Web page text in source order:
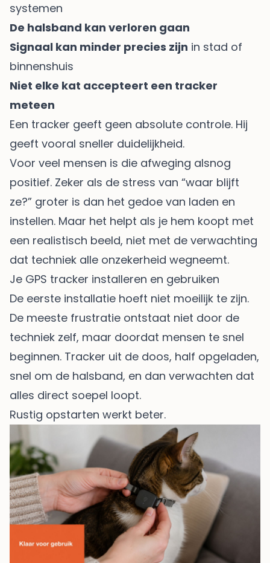
systemen
De halsband kan verloren gaan
Signaal kan minder precies zijn in stad of
binnenshuis
Niet elke kat accepteert een tracker
meteen
Een tracker geeft geen absolute controle. Hij
geeft vooral sneller duidelijkheid.
Voor veel mensen is die afweging alsnog
positief. Zeker als de stress van “waar blijft
ze?” groter is dan het gedoe van laden en
instellen. Maar het helpt als je hem koopt met
een realistisch beeld, niet met de verwachting
dat techniek alle onzekerheid wegneemt.
Je GPS tracker installeren en gebruiken
De eerste installatie hoeft niet moeilijk te zijn.
De meeste frustratie ontstaat niet door de
techniek zelf, maar doordat mensen te snel
beginnen. Tracker uit de doos, half opgeladen,
snel om de halsband, en dan verwachten dat
alles direct soepel loopt.
Rustig opstarten werkt beter.